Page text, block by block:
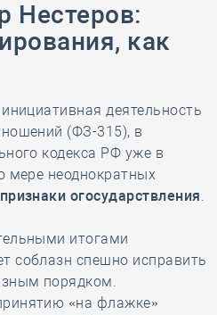
Нестеров:
как
деятельность
(ФЗ-315), в
кодекса РФ уже в
мере неоднократных
огосударствления.
итогами
соблазн спешно исправить
порядком.
«на флажке»